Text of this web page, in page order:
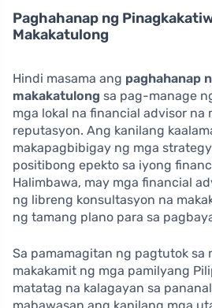
Paghahanap ng
Makakatulong
Hindi masama ang paghahanap
makakatulong sa pag-manage
mga lokal na financial advisor na
reputasyon. Ang kanilang
makapagbibigay ng mga
positibong epekto sa iyong
Halimbawa, may mga financial
ng libreng konsultasyon na
ng tamang plano para sa
Sa pamamagitan ng pagtutok sa
makakamit ng mga pamilyang
matatag na kalagayan sa
mabawasan ang kanilang mga